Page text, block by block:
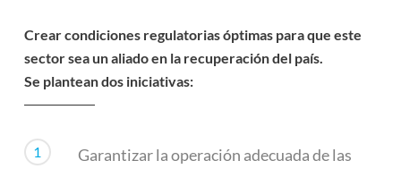
Crear condiciones regulatorias óptimas para que este
sector sea un aliado en la recuperación del país.
Se plantean dos iniciativas:
1
Garantizar la operación adecuada de las